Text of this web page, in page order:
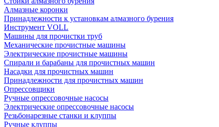
Алмазные коронки
Принадлежности к установкам алмазного бурения
Инструмент VOLL
Машины для прочистки труб
Механические прочистные машины
Электрические прочистные машины
Спирали и барабаны для прочистных машин
Насадки для прочистных машин
Принадлежности для прочистных машин
Опрессовщики
Ручные опрессовочные насосы
Электрические опрессовочные насосы
Резьбонарезные станки и клуппы
Ручные клуппы